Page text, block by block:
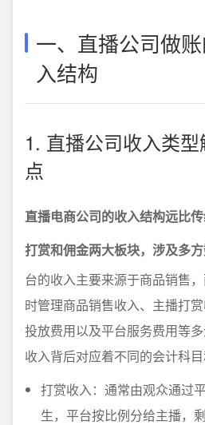
一、直播公司做
入结构
1. 直播公司收入类
点
直播电商公司的收入结构远比
打赏和佣金两大板块，涉及多方
台的收入主要来源于商品销售
时管理商品销售收入、主播打
投放费用以及平台服务费用等
收入背后对应着不同的会计科目
打赏收入：通常由观众通过
生，平台按比例分给主播，